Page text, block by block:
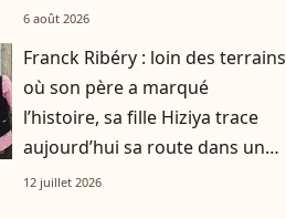
pensait les avoir sauvés
6 août 2026
Franck Ribéry : loin des terrains
où son père a marqué
l’histoire, sa fille Hiziya trace
aujourd’hui sa route dans un
tout autre univers
12 juillet 2026